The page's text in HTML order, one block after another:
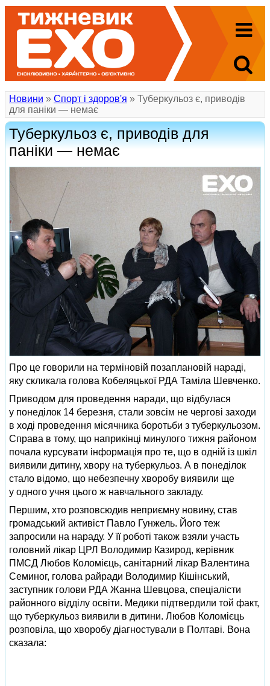
Новини » Спорт і здоров'я » Туберкульоз є, приводів
для паніки — немає
Туберкульоз є, приводів для
паніки — немає
Про це говорили на терміновій позаплановій нараді,
яку скликала голова Кобеляцької РДА Таміла Шевченко.
Приводом для проведення наради, що відбулася
у понеділок 14 березня, стали зовсім не чергові заходи
в ході проведення місячника боротьби з туберкульозом.
Справа в тому, що наприкінці минулого тижня районом
почала курсувати інформація про те, що в одній із шкіл
виявили дитину, хвору на туберкульоз. А в понеділок
стало відомо, що небезпечну хворобу виявили ще
у одного учня цього ж навчального закладу.
Першим, хто розповсюдив неприємну новину, став
громадський активіст Павло Гунжель. Його теж
запросили на нараду. У її роботі також взяли участь
головний лікар ЦРЛ Володимир Казирод, керівник
ПМСД Любов Коломієць, санітарний лікар Валентина
Семиног, голова райради Володимир Кішінський,
заступник голови РДА Жанна Шевцова, спеціалісти
районного відділу освіти. Медики підтвердили той факт,
що туберкульоз виявили в дитини. Любов Коломієць
розповіла, що хворобу діагностували в Полтаві. Вона
сказала: